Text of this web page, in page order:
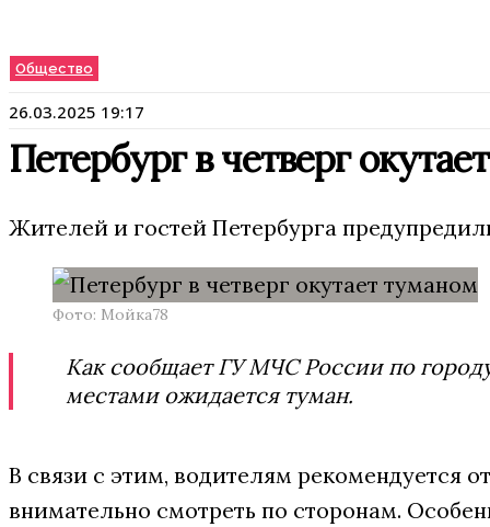
Общество
26.03.2025 19:17
Петербург в четверг
Жителей и гостей Петербурга
Фото: Мойка78
Как сообщает ГУ МЧС России по
местами ожидается туман.
В связи с этим, водителям рекомендуется
внимательно смотреть по сторонам.